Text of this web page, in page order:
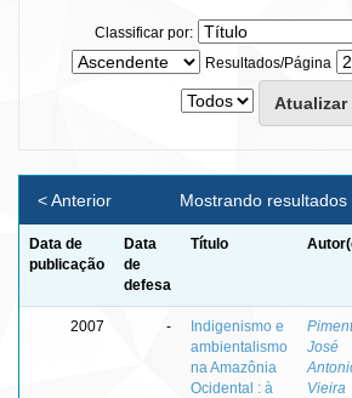
Classificar por:
Resultados/Página
Mostrando
< Anterior
Data de
publicação
Data
de
defesa
Título
2007 -
Indigenismo e
ambientalismo
na Amazônia
Ocidental : à
José
Vieira